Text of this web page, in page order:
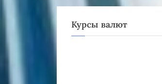
Курсы валют